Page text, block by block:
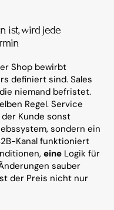
ist, wird jede
Shop bewirbt
definiert sind. Sales
niemand befristet.
Regel. Service
Kunde sonst
sondern ein
Kanal funktioniert
eine Logik für
sauber
der Preis nicht nur